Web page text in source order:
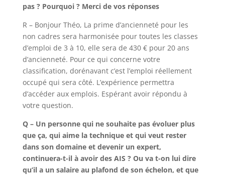
pas ? Pourquoi ? Merci de vos réponses
R – Bonjour Théo, La prime d’ancienneté pour les
non cadres sera harmonisée pour toutes les classes
d’emploi de 3 à 10, elle sera de 430 € pour 20 ans
d’ancienneté. Pour ce qui concerne votre
classification, dorénavant c’est l’emploi réellement
occupé qui sera côté. L’expérience permettra
d’accéder aux emplois. Espérant avoir répondu à
votre question.
Q – Un personne qui ne souhaite pas évoluer plus
que ça, qui aime la technique et qui veut rester
dans son domaine et devenir un expert,
continuera-t-il à avoir des AIS ? Ou va t-on lui dire
qu’il a un salaire au plafond de son échelon, et que